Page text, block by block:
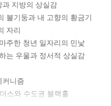
과 지방의 상실감
불기둥과 내 고향의 황금기
자리
주한 청년 일자리의 민낯
는 우울과 정서적 상실감
커니즘
스와 수도권 블랙홀